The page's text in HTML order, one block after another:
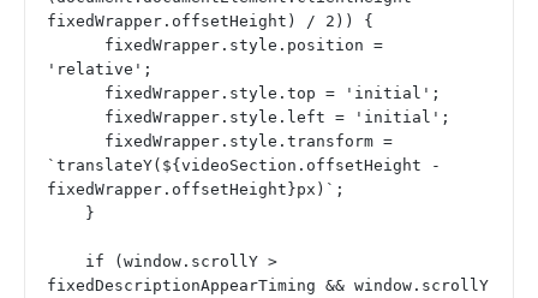
fixedWrapper.offsetHeight) / 2)) {
'relative';
      fixedWrapper.style.top = 'initial';
      fixedWrapper.style.left = 'initial';
`translateY(${videoSection.offsetHeight -
fixedWrapper.offsetHeight}px)`;
    }
fixedDescriptionAppearTiming && window.scrollY